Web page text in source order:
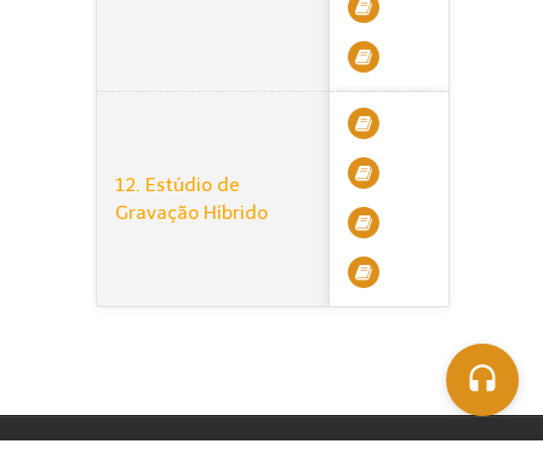
12. Estúdio de
Gravação Híbrido